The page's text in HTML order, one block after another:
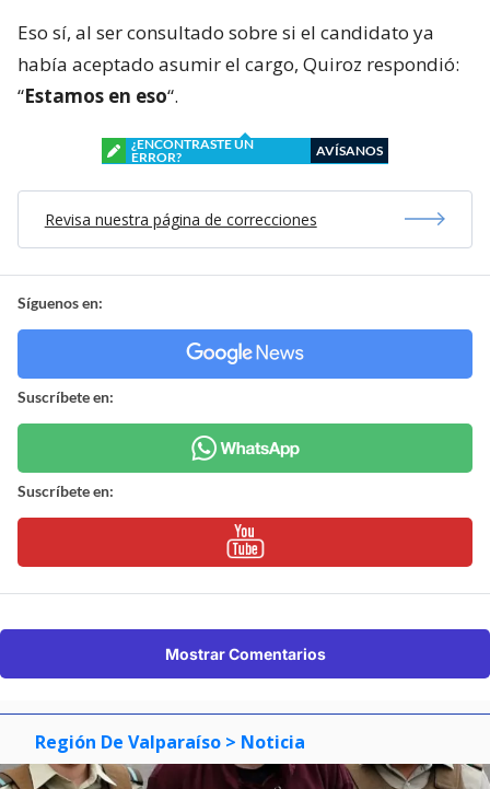
Eso sí, al ser consultado sobre si el candidato ya
había aceptado asumir el cargo, Quiroz respondió:
“Estamos en eso“.
¿ENCONTRASTE UN
ERROR?
AVÍSANOS
Revisa nuestra página de correcciones
Síguenos en:
Suscríbete en:
Suscríbete en:
Mostrar Comentarios
Región De Valparaíso > Noticia